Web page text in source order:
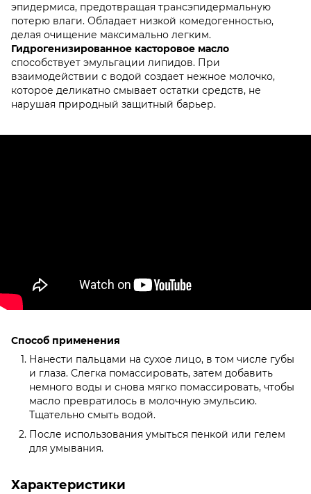
эпидермиса, предотвращая трансэпидермальную
потерю влаги. Обладает низкой комедогенностью,
делая очищение максимально легким.
Гидрогенизированное касторовое масло
способствует эмульгации липидов. При
взаимодействии с водой создает нежное молочко,
которое деликатно смывает остатки средств, не
нарушая природный защитный барьер.
Способ применения
Нанести пальцами на сухое лицо, в том числе губы
и глаза. Слегка помассировать, затем добавить
немного воды и снова мягко помассировать, чтобы
масло превратилось в молочную эмульсию.
Тщательно смыть водой.
После использования умыться пенкой или гелем
для умывания.
Характеристики